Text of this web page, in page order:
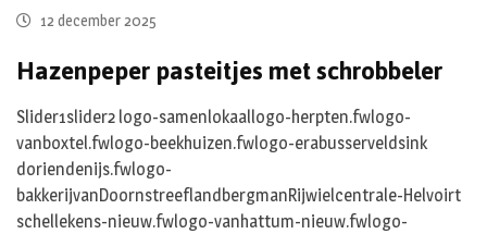
12 december 2025
Hazenpeper pasteitjes met schrobbeler
Slider1slider2 logo-samenlokaallogo-herpten.fwlogo-
vanboxtel.fwlogo-beekhuizen.fwlogo-erabusserveldsink
doriendenijs.fwlogo-
bakkerijvanDoornstreeflandbergmanRijwielcentrale-Helvoirt
schellekens-nieuw.fwlogo-vanhattum-nieuw.fwlogo-